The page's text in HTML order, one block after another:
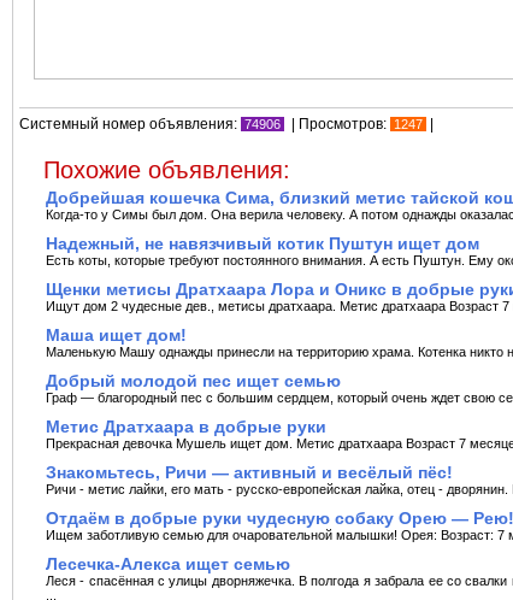
Системный номер объявления: 74906 | Просмотров: 1247 |
Похожие объявления:
Добрейшая кошечка Сима, близкий метис тайской
Когда-то у Симы был дом. Она верила человеку. А потом однажды
Надежный, не навязчивый котик Пуштун ищет дом
Есть коты, которые требуют постоянного внимания. А есть Пуштун. Ему
Щенки метисы Дратхаара Лора и Оникс в добрые
Ищут дом 2 чудесные дев., метисы дратхаара. Метис дратхаара Возраст 7
Маша ищет дом!
Маленькую Машу однажды принесли на территорию храма. Котенка никто
Добрый молодой пес ищет семью
Граф — благородный пес с большим сердцем, который очень ждет свою
Метис Дратхаара в добрые руки
Прекрасная девочка Мушель ищет дом. Метис дратхаара Возраст 7
Знакомьтесь, Ричи — активный и весёлый пёс!
Ричи - метис лайки, его мать - русско-европейская лайка, отец - дворянин.
Отдаём в добрые руки чудесную собаку Орею — Рею!
Ищем заботливую семью для очаровательной малышки! Орея: Возраст: 7
Лесечка-Алекса ищет семью
Леся - спасённая с улицы дворняжечка. В полгода я забрала ее со